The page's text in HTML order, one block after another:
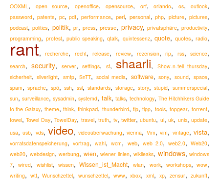
OOXML, open source, openoffice, opensource, orf, orlando, os, outlook,
password, patents, pc,pdf,performance, perl, personal,php,picture,pictures,
podcast,politics, politik, pr, press,presse, privacy, privatsphäre, productivity,
programming, protest, public speaking, qtalk, quintessenz, quote, quotes, radio,
rant,recherche, recht,release, review, rezension,rip, rss, science,
search,security, server,settings, sf, shaarli, Show-n-tell thursday,
sicherheit,silverlight, smtp,SnTT, social media, software,sony, sound,space,
spam, sprache, spö, ssh, ssl, standards, storage, story, stupid, summerspecial,
sun,surveillance,sysadmin,systemd, talk, talks, technology, The Hitchhikers Guide
to the Galaxy, theme,think,thinkpad, thunderbird, tip,tipp, tools, topgear,torrent,
towel,Towel Day,TowelDay, travel,truth, tv, twitter,ubuntu, ui,uk, unix,update,
usa,usb, vds,video, videoüberwachung,vienna, Vim,vim, vintage,vista,
vorratsdatenspeicherung,vortrag,wahl,wcm, web, web 2.0, web2.0, Web20,
web20, webdesign, werbung, wien, wiener linien, wikileaks, windows, windows
7,wired, wishlist, wissen, Wissen_ist_Macht,wlan, work, workshops, wow,
writing, wtf,Wunschzettel,wunschzettel, www,xbox,xml, xp,zensur,zukunft,